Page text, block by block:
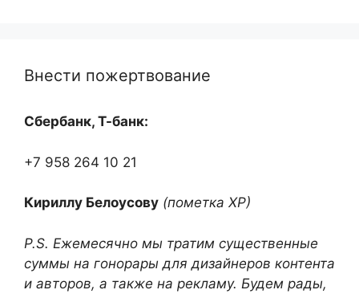
Внести пожертвование
Сбербанк, Т-банк:
+7 958 264 10 21
Кириллу Белоусову (пометка ХР)
P.S. Ежемесячно мы тратим существенные
суммы на гонорары для дизайнеров контента
и авторов, а также на рекламу. Будем рады,